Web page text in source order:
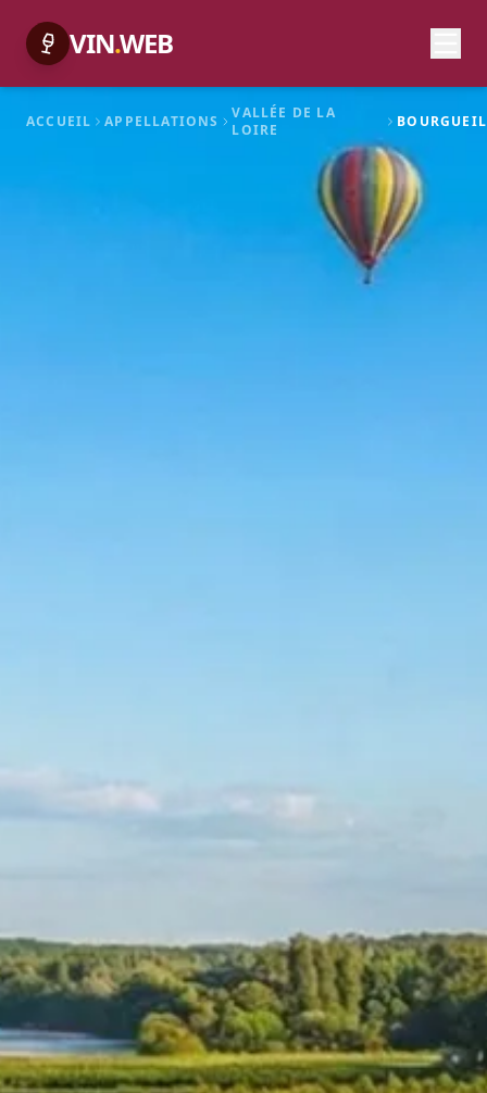
VIN.WEB
ACCUEIL APPELLATIONS
VALLÉE DE LA
LOIRE
BOURGUEIL